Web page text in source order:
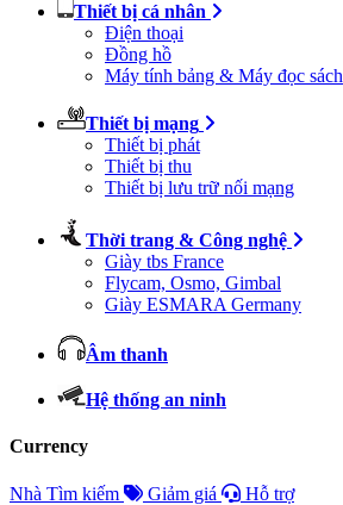
Thiết bị cá nhân
Điện thoại
Đồng hồ
Máy tính bảng & Máy đọc sách
Thiết bị mạng
Thiết bị phát
Thiết bị thu
Thiết bị lưu trữ nối mạng
Thời trang & Công nghệ
Giày tbs France
Flycam, Osmo, Gimbal
Giày ESMARA Germany
Âm thanh
Hệ thống an ninh
Currency
Nhà Tìm kiếm Giảm giá Hỗ trợ